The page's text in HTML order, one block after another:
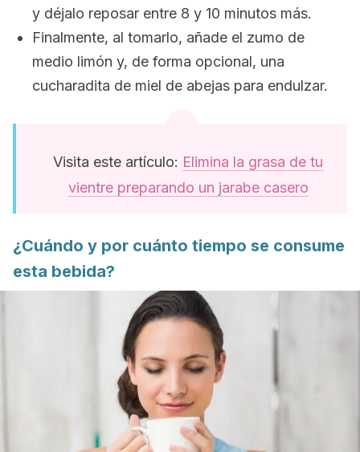
y déjalo reposar entre 8 y 10 minutos más.
Finalmente, al tomarlo, añade el zumo de
medio limón y, de forma opcional, una
cucharadita de miel de abejas para endulzar.
Visita este artículo: Elimina la grasa de tu
vientre preparando un jarabe casero
¿Cuándo y por cuánto tiempo se consume
esta bebida?